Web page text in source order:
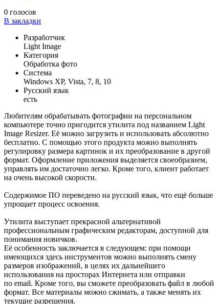
0 голосов
В закладки
Разработчик
Light Image
Категория
Обработка фото
Система
Windows XP, Vista, 7, 8, 10
Русский язык
есть
Любителям обрабатывать фотографии на персональном
компьютере точно пригодится утилита под названием Light
Image Resizer. Её можно загрузить и использовать абсолютно
бесплатно. С помощью этого продукта можно выполнять
регулировку размера картинок и их преобразование в другой
формат. Оформление приложения выделяется своеобразием,
управлять им достаточно легко. Кроме того, клиент работает
на очень высокой скорости.
Содержимое ПО переведено на русский язык, что ещё больше
упрощает процесс освоения.
Утилита выступает прекрасной альтернативой
профессиональным графическим редакторам, доступной для
понимания новичков.
Её особенность заключается в следующем: при помощи
имеющихся здесь инструментов можно выполнять смену
размеров изображений, в целях их дальнейшего
использования на просторах Интернета или отправки
по email. Кроме того, вы сможете преобразовать файл в любой
формат. Все материалы можно сжимать, а также менять их
текущие разрешения.